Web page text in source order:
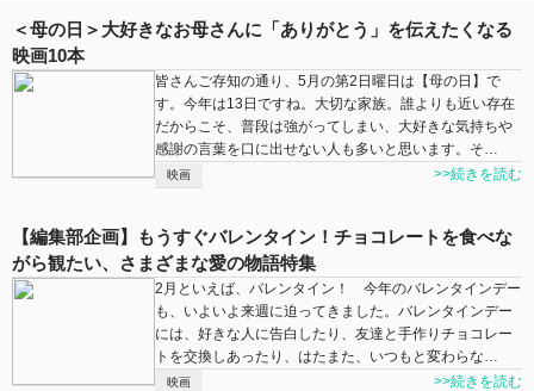
＜母の日＞大好きなお母さんに「ありがとう」を伝えたくなる
映画10本
皆さんご存知の通り、5月の第2日曜日は【母の日】で
す。今年は13日ですね。大切な家族。誰よりも近い存在
だからこそ、普段は強がってしまい、大好きな気持ちや
感謝の言葉を口に出せない人も多いと思います。そ…
映画 >>続きを読む
【編集部企画】もうすぐバレンタイン！チョコレートを食べな
がら観たい、さまざまな愛の物語特集
2月といえば、バレンタイン！ 今年のバレンタインデー
も、いよいよ来週に迫ってきました。バレンタインデー
には、好きな人に告白したり、友達と手作りチョコレー
トを交換しあったり、はたまた、いつもと変わらな…
映画 >>続きを読む